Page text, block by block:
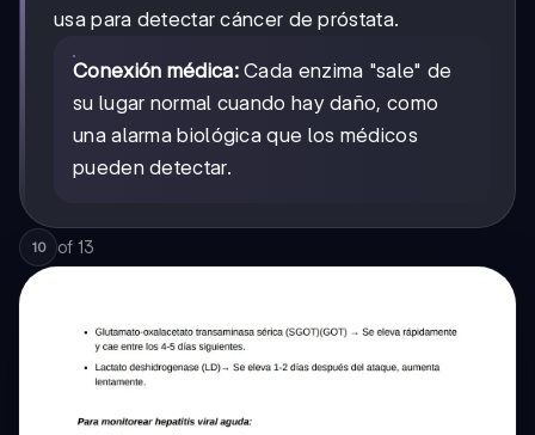
usa para detectar cáncer de próstata.
Conexión médica:Cada enzima "sale" de
su lugar normal cuando hay daño, como
una alarma biológica que los médicos
pueden detectar.
10 of 13